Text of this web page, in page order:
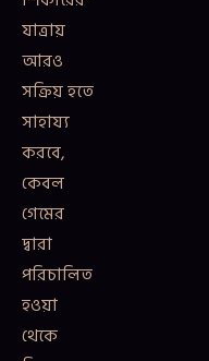
যাত্রায়
আরও
সক্রিয় হতে
সাহায্য
করবে,
কেবল
গেমের
দ্বারা
পরিচালিত
হওয়া
থেকে